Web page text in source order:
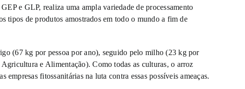
e GLP, realiza uma ampla variedade de processamento
tipos de produtos amostrados em todo o mundo a fim de
(67 kg por pessoa por ano), seguido pelo milho (23 kg por
e Alimentação). Como todas as culturas, o arroz
fitossanitárias na luta contra essas possíveis ameaças.